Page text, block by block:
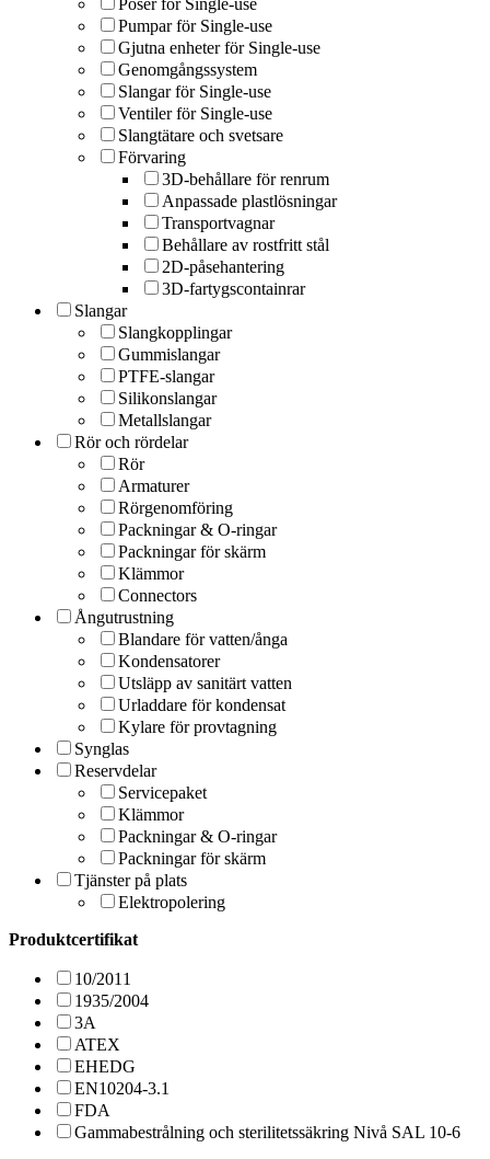
Pumpar för Single-use
Gjutna enheter för Single-use
Genomgångssystem
Slangar för Single-use
Ventiler för Single-use
Slangtätare och svetsare
Förvaring
3D-behållare för renrum
Anpassade plastlösningar
Transportvagnar
Behållare av rostfritt stål
2D-påsehantering
3D-fartygscontainrar
Slangar
Slangkopplingar
Gummislangar
PTFE-slangar
Silikonslangar
Metallslangar
Rör och rördelar
Rör
Armaturer
Rörgenomföring
Packningar & O-ringar
Packningar för skärm
Klämmor
Connectors
Ångutrustning
Blandare för vatten/ånga
Kondensatorer
Utsläpp av sanitärt vatten
Urladdare för kondensat
Kylare för provtagning
Synglas
Reservdelar
Servicepaket
Klämmor
Packningar & O-ringar
Packningar för skärm
Tjänster på plats
Elektropolering
Produktcertifikat
10/2011
1935/2004
3A
ATEX
EHEDG
EN10204-3.1
FDA
Gammabestrålning och sterilitetssäkring Nivå SAL 10-6